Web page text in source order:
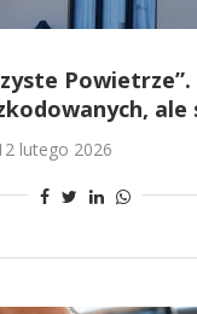
Powietrze”.
ale
lutego 2026